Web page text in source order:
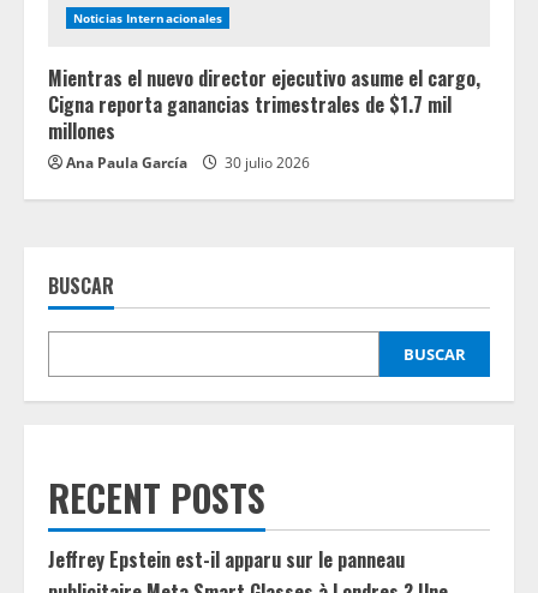
Noticias Internacionales
Mientras el nuevo director ejecutivo asume el cargo,
Cigna reporta ganancias trimestrales de $1.7 mil
millones
Ana Paula García 30 julio 2026
BUSCAR
BUSCAR
RECENT POSTS
Jeffrey Epstein est-il apparu sur le panneau